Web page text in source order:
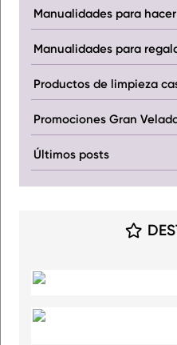
Manualidades para
Manualidades para
Productos de limpieza
Promociones Gran
Últimos posts